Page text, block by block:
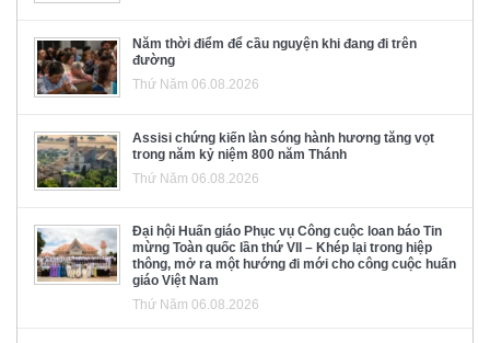
Năm thời điểm để cầu nguyện khi đang đi trên
đường
Thứ Năm 06.08.2026
Assisi chứng kiến làn sóng hành hương tăng vọt
trong năm kỷ niệm 800 năm Thánh
Thứ Năm 06.08.2026
Đại hội Huấn giáo Phục vụ Công cuộc loan báo Tin
mừng Toàn quốc lần thứ VII – Khép lại trong hiệp
thông, mở ra một hướng đi mới cho công cuộc huấn
giáo Việt Nam
Thứ Năm 06.08.2026